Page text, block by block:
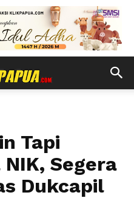
Tapi
Segera
Dukcapil